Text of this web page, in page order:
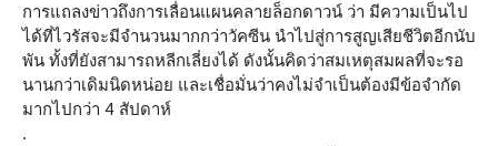
การแถลงข่าวถึงการเลื่อนแผนคลายล็อกดาวน์ ว่า มีความเป็นไป
ได้ที่ไวรัสจะมีจำนวนมากกว่าวัคซีน นำไปสู่การสูญเสียชีวิตอีกนับ
พัน ทั้งที่ยังสามารถหลีกเลี่ยงได้ ดังนั้นคิดว่าสมเหตุสมผลที่จะรอ
นานกว่าเดิมนิดหน่อย และเชื่อมั่นว่าคงไม่จำเป็นต้องมีข้อจำกัด
มากไปกว่า 4 สัปดาห์
.